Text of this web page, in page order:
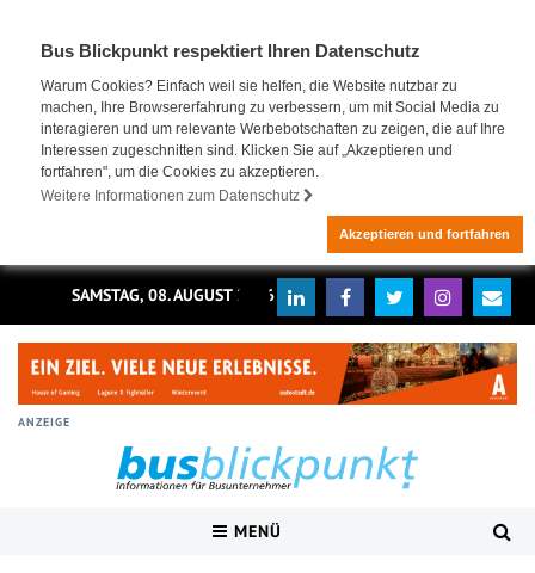
Bus Blickpunkt respektiert Ihren Datenschutz
Warum Cookies? Einfach weil sie helfen, die Website nutzbar zu
machen, Ihre Browsererfahrung zu verbessern, um mit Social Media zu
interagieren und um relevante Werbebotschaften zu zeigen, die auf Ihre
Interessen zugeschnitten sind. Klicken Sie auf „Akzeptieren und
fortfahren", um die Cookies zu akzeptieren.
Weitere Informationen zum Datenschutz
Akzeptieren und fortfahren
SAMSTAG, 08. AUGUST 2026
ANZEIGE
MENÜ